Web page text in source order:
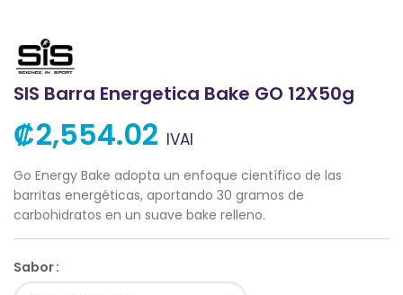
SIS Barra Energetica Bake GO 12X50g
₡2,554.02 IVAI
Go Energy Bake adopta un enfoque científico de las
barritas energéticas, aportando 30 gramos de
carbohidratos en un suave bake relleno.
Sabor